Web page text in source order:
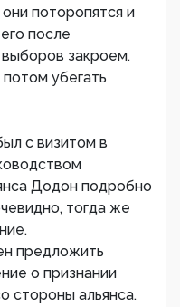
поторопятся и
после
закроем.
убегать
с визитом в
Додон подробно
тогда же
предложить
о признании
стороны альянса.